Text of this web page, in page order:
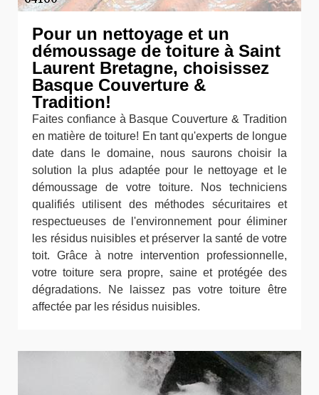
Pour un nettoyage et un
démoussage de toiture à Saint
Laurent Bretagne, choisissez
Basque Couverture &
Tradition!
Faites confiance à Basque Couverture & Tradition
en matière de toiture! En tant qu'experts de longue
date dans le domaine, nous saurons choisir la
solution la plus adaptée pour le nettoyage et le
démoussage de votre toiture. Nos techniciens
qualifiés utilisent des méthodes sécuritaires et
respectueuses de l'environnement pour éliminer
les résidus nuisibles et préserver la santé de votre
toit. Grâce à notre intervention professionnelle,
votre toiture sera propre, saine et protégée des
dégradations. Ne laissez pas votre toiture être
affectée par les résidus nuisibles.